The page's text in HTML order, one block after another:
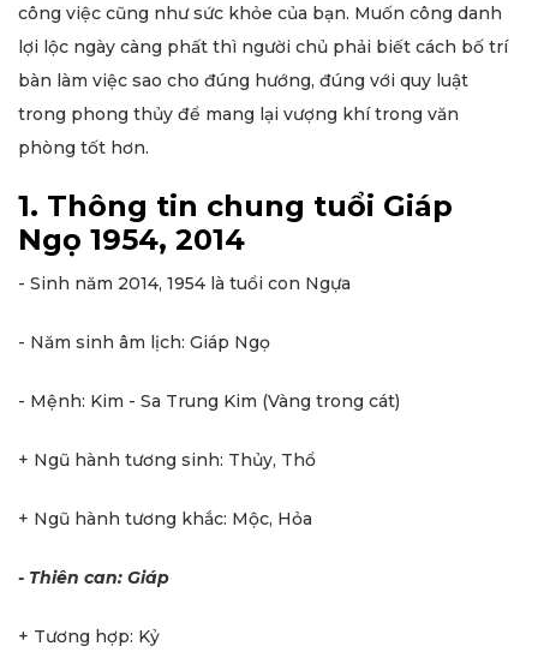
công việc cũng như sức khỏe của bạn. Muốn công danh
lợi lộc ngày càng phất thì người chủ phải biết cách bố trí
bàn làm việc sao cho đúng hướng, đúng với quy luật
trong phong thủy để mang lại vượng khí trong văn
phòng tốt hơn.
1. Thông tin chung tuổi Giáp
Ngọ 1954, 2014
- Sinh năm 2014, 1954 là tuổi con Ngựa
- Năm sinh âm lịch: Giáp Ngọ
- Mệnh: Kim - Sa Trung Kim (Vàng trong cát)
+ Ngũ hành tương sinh: Thủy, Thổ
+ Ngũ hành tương khắc: Mộc, Hỏa
- Thiên can: Giáp
+ Tương hợp: Kỷ